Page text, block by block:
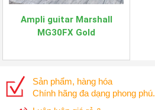
Ampli guitar Marshall
MG30FX Gold
Sản phẩm, hàng hóa
Chính hãng đa dạng phong phú.